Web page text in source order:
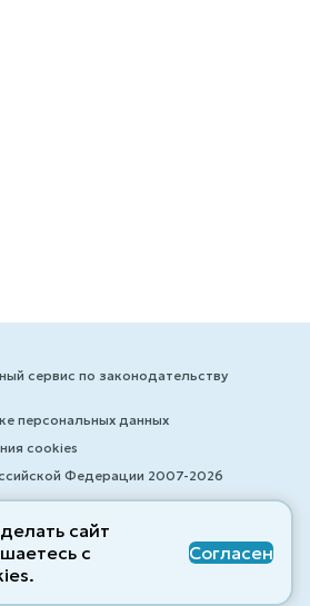
сервис по законодательству
персональных данных
cookies
Федерации 2007-2026
сайт
с
Согласен